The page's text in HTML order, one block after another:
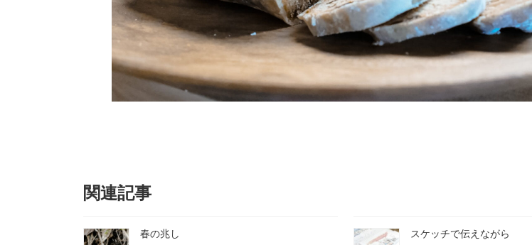
関連記事
春の兆し スケッチで伝えながら